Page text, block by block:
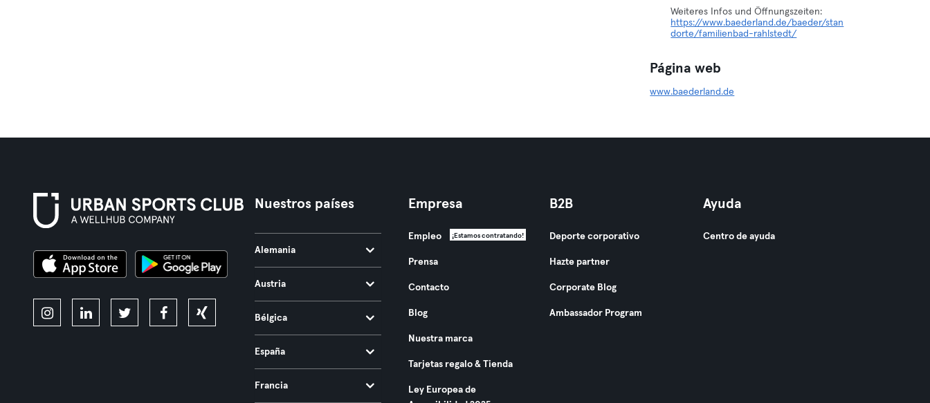
https://www.baederland.de/baeder/stan
dorte/familienbad-rahlstedt/
Página web
www.baederland.de
Nuestros países
Alemania
Austria
Bélgica
España
Francia
Empresa
Empleo ¡Estamos contratando!
Prensa
Contacto
Blog
Nuestra marca
Tarjetas regalo & Tienda
Ley Europea de
B2B
Deporte corporativo
Hazte partner
Corporate Blog
Ambassador Program
Ayuda
Centro de ayuda